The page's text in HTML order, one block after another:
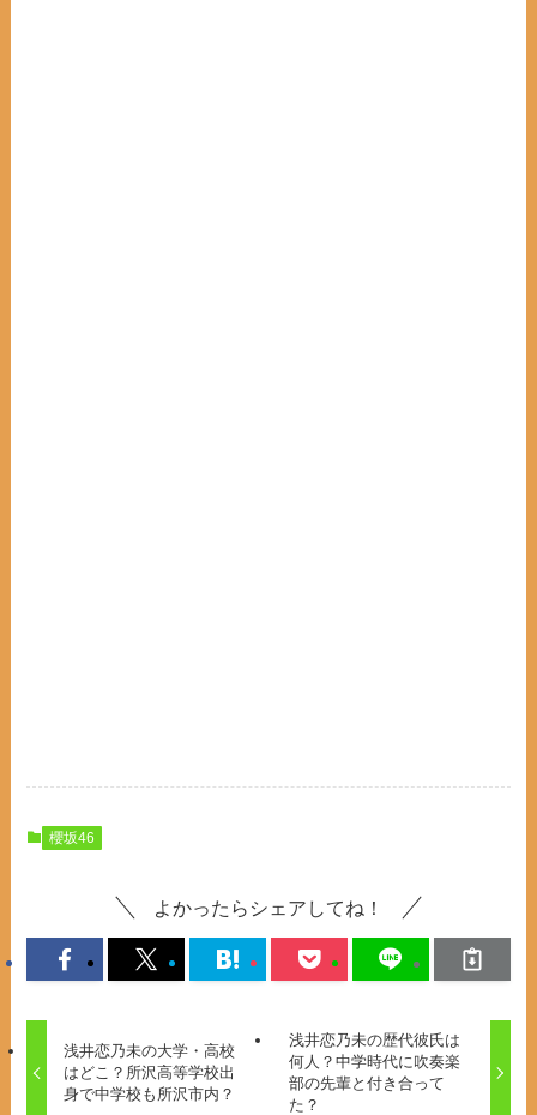
櫻坂46
よかったらシェアしてね！
浅井恋乃未の大学・高校
はどこ？所沢高等学校出
身で中学校も所沢市内？
浅井恋乃未の歴代彼氏は
何人？中学時代に吹奏楽
部の先輩と付き合って
た？